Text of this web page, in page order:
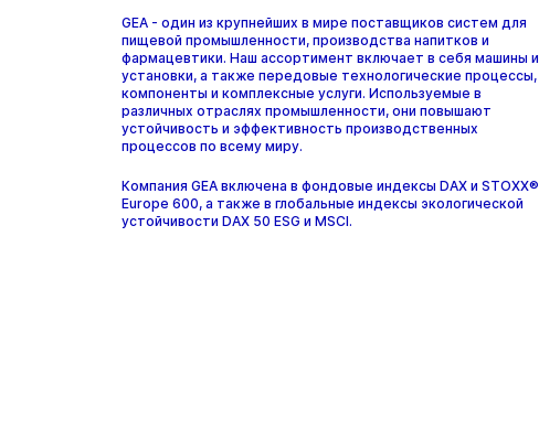
GEA - один из крупнейших в мире поставщиков систем для
пищевой промышленности, производства напитков и
фармацевтики. Наш ассортимент включает в себя машины и
установки, а также передовые технологические процессы,
компоненты и комплексные услуги. Используемые в
различных отраслях промышленности, они повышают
устойчивость и эффективность производственных
процессов по всему миру.
Компания GEA включена в фондовые индексы DAX и STOXX®
Europe 600, а также в глобальные индексы экологической
устойчивости DAX 50 ESG и MSCI.